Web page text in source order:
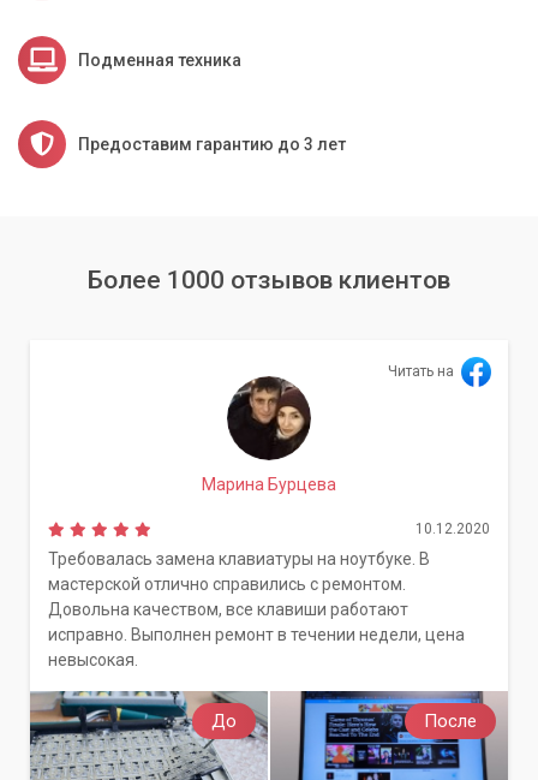
Подменная техника
Предоставим гарантию до 3 лет
Более 1000 отзывов клиентов
До После
Читать на
Марина Бурцева
10.12.2020
Требовалась замена клавиатуры на ноутбуке. В
мастерской отлично справились с ремонтом.
Довольна качеством, все клавиши работают
исправно. Выполнен ремонт в течении недели, цена
невысокая.